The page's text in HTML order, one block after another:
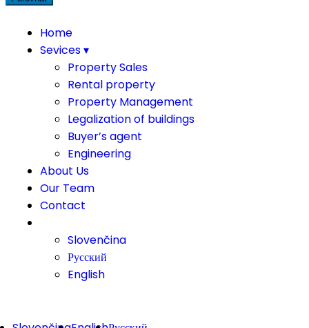
Home
Sevices ▾
Property Sales
Rental property
Property Management
Legalization of buildings
Buyer’s agent
Engineering
About Us
Our Team
Contact
Slovenčina
Русский
English